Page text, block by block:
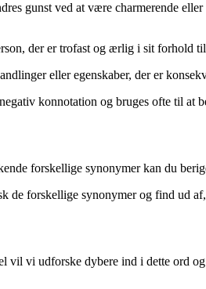
gunst ved at være charmerende
der er trofast og ærlig i sit forhold
eller egenskaber, der er
konnotation og bruges ofte til
forskellige synonymer kan du
forskellige synonymer og find ud
vil vi udforske dybere ind i dette ord